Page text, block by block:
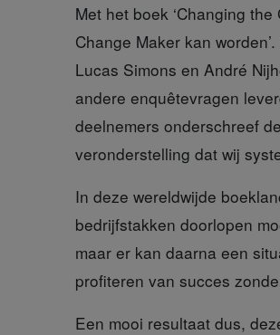
Met het boek ‘Changing
Change Maker kan
Lucas Simons en André
andere enquêtevragen
deelnemers onderschreef
veronderstelling dat wij
In deze wereldwijde
bedrijfstakken doorlopen
maar er kan daarna een
profiteren van succes
Een mooi resultaat dus,